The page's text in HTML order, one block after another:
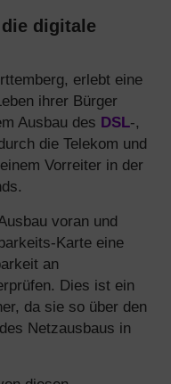
digitale
erlebt eine
ihrer Bürger
Ausbau des DSL-,
die Telekom und
Vorreiter in der
voran und
Karte eine
an
Dies ist ein
da sie so über den
Netzausbaus in